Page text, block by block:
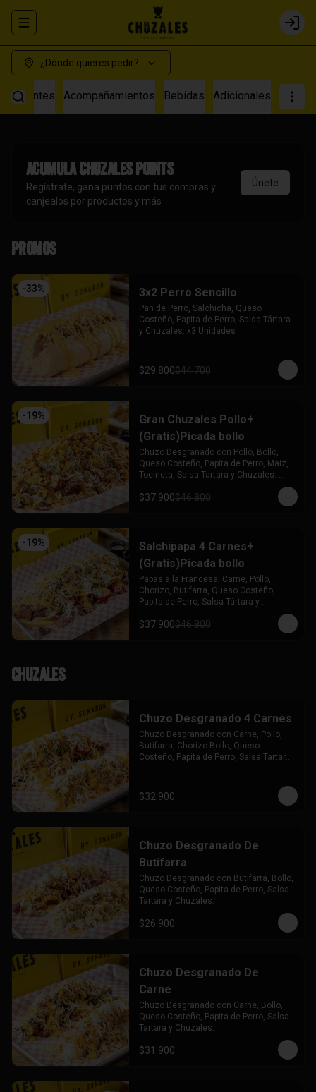
Abrir menu de navegación Login
¿Dónde quieres pedir?
Calientes Acompañamientos Bebidas Adicionales
AcumulaChuzales Points
Regístrate, gana puntos con tus compras y
canjealos por productos y más
Únete
Promos
-33% 3x2 Perro Sencillo
Pan de Perro, Salchicha, Queso
Costeño, Papita de Perro, Salsa Tártara
y Chuzales. x3 Unidades
$29.800$44.700
-19%
Gran Chuzales Pollo+
(Gratis)Picada bollo
Chuzo Desgranado con Pollo, Bollo,
Queso Costeño, Papita de Perro, Maiz,
Tocineta, Salsa Tartara y Chuzales.
Acompañado de una Picada de Bollo
(Gratis)
$37.900$46.800
-19%
Salchipapa 4 Carnes+
(Gratis)Picada bollo
Papas a la Francesa, Carne, Pollo,
Chorizo, Butifarra, Queso Costeño,
Papita de Perro, Salsa Tártara y
Chúzales. Acompañado de una Picada
de Bollo (Gratis)
$37.900$46.800
Chuzales
Chuzo Desgranado 4 Carnes
Chuzo Desgranado con Carne, Pollo,
Butifarra, Chorizo Bollo, Queso
Costeño, Papita de Perro, Salsa Tartara
$32.900
Chuzo Desgranado De
Butifarra
Chuzo Desgranado con Butifarra, Bollo,
Queso Costeño, Papita de Perro, Salsa
Tartara y Chuzales.
$26.900
Chuzo Desgranado De
Carne
Chuzo Desgranado con Carne, Bollo,
Queso Costeño, Papita de Perro, Salsa
Tartara y Chuzales.
$31.900